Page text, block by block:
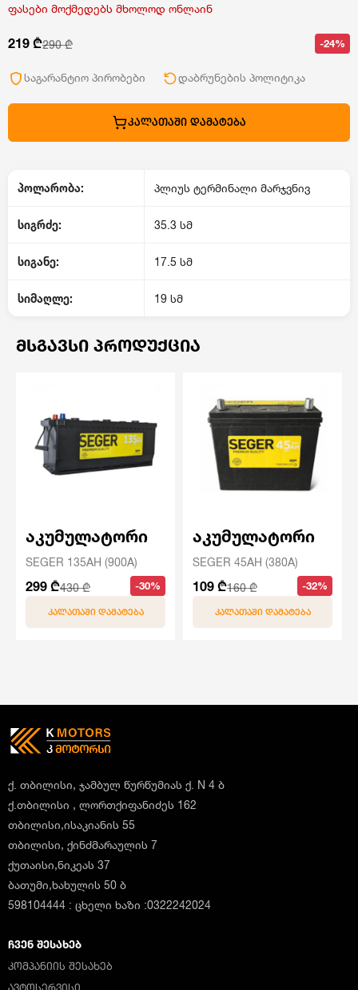
ფასები მოქმედებს მხოლოდ ონლაინ
219 ₾290 ₾ -24%
საგარანტიო პირობები დაბრუნების პოლიტიკა
ᲙᲐᲚᲐᲗᲐᲨᲘ ᲓᲐᲛᲐᲢᲔᲑᲐ
პოლარობა: პლიუს ტერმინალი მარჯვნივ
სიგრძე: 35.3 სმ
სიგანე: 17.5 სმ
სიმაღლე: 19 სმ
ᲛᲡᲒᲐᲕᲡᲘ ᲞᲠᲝᲓᲣᲥᲪᲘᲐ
აკუმულატორი
SEGER 135AH (900A)
299 ₾430 ₾ -30%
ᲙᲐᲚᲐᲗᲐᲨᲘ ᲓᲐᲛᲐᲢᲔᲑᲐ
აკუმულატორი
SEGER 45AH (380A)
109 ₾160 ₾ -32%
ᲙᲐᲚᲐᲗᲐᲨᲘ ᲓᲐᲛᲐᲢᲔᲑᲐ
ქ. თბილისი, ჯამბულ წურწუმიას ქ. N 4 ბ
ქ.თბილისი , ლორთქიფანიძეს 162
თბილისი,ისაკიანის 55
თბილისი, ქინძმარაულის 7
ქუთაისი,ნიკეას 37
ბათუმი,ხახულის 50 ბ
598104444 : ცხელი ხაზი :0322242024
ᲩᲕᲔᲜ ᲨᲔᲡᲐᲮᲔᲑ
ᲙᲝᲛᲞᲐᲜᲘᲘᲡ ᲨᲔᲡᲐᲮᲔᲑ